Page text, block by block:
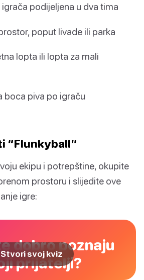
podijeljena u dva tima
poput livade ili parka
lopta ili lopta za mali
boca piva po igraču
“Flunkyball”
ekipu i potrepštine, okupite
prostoru i slijedite ove
igre:
dobro poznaju
prijatelji?
Stvori svoj kviz